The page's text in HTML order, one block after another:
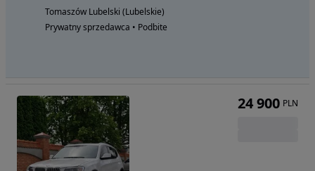
Tomaszów Lubelski (Lubelskie)
Prywatny sprzedawca • Podbite
24 900 PLN